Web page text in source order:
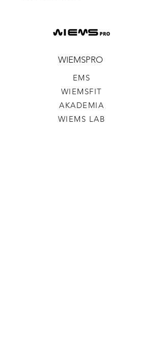
WIEMSPRO
EMS
WIEMSFIT
AKADEMIA
WIEMS LAB